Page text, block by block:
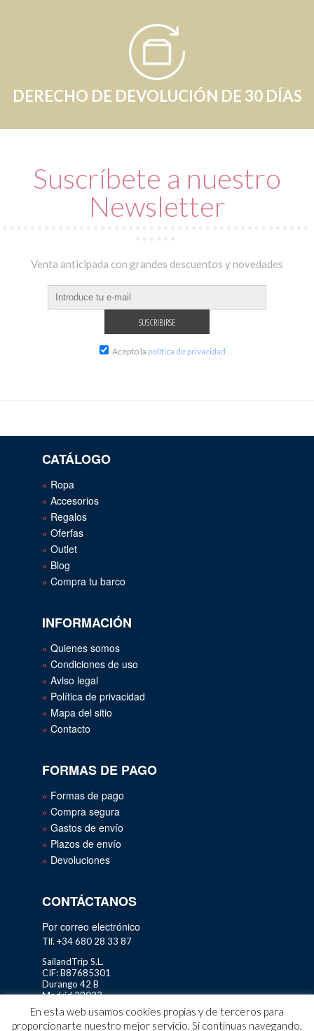
DERECHO DE DEVOLUCIÓN DE 30 DÍAS
Suscríbete a nuestro
Newsletter
Venta anticipada con grandes descuentos y novedades
Acepto la política de privacidad
CATÁLOGO
Ropa
Accesorios
Regalos
Oferfas
Outlet
Blog
Compra tu barco
INFORMACIÓN
Quienes somos
Condiciones de uso
Aviso legal
Política de privacidad
Mapa del sitio
Contacto
FORMAS DE PAGO
Formas de pago
Compra segura
Gastos de envío
Plazos de envío
Devoluciones
CONTÁCTANOS
Por correo electrónico
Tlf. +34 680 28 33 87
SailandTrip S.L.
CIF: B87685301
Durango 42 B
Madrid 28023
En esta web usamos cookies propias y de terceros para
proporcionarte nuestro mejor servicio. Si continuas navegando,